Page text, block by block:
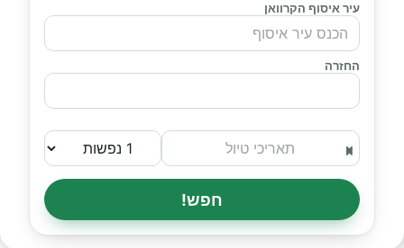
עיר איסוף הקרוואן
החזרה
חפש!